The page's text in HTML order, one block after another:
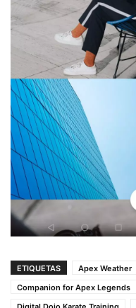
ETIQUETAS Apex Weather
Companion for Apex Legends